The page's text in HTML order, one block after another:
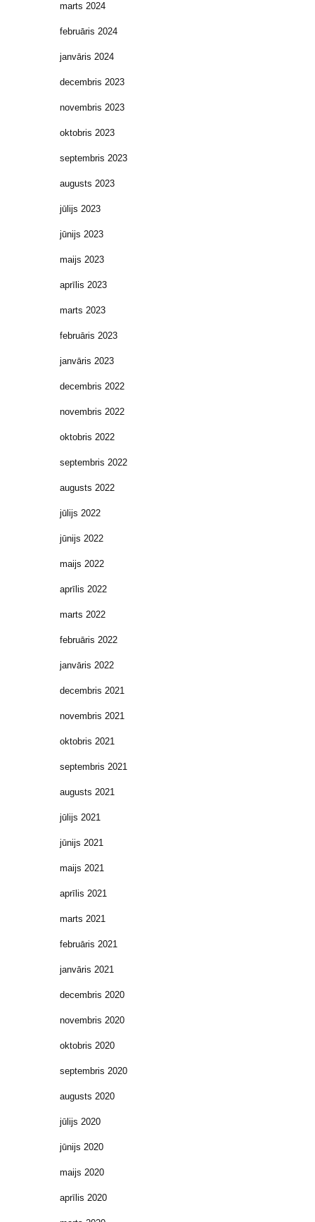
marts 2024
februāris 2024
janvāris 2024
decembris 2023
novembris 2023
oktobris 2023
septembris 2023
augusts 2023
jūlijs 2023
jūnijs 2023
maijs 2023
aprīlis 2023
marts 2023
februāris 2023
janvāris 2023
decembris 2022
novembris 2022
oktobris 2022
septembris 2022
augusts 2022
jūlijs 2022
jūnijs 2022
maijs 2022
aprīlis 2022
marts 2022
februāris 2022
janvāris 2022
decembris 2021
novembris 2021
oktobris 2021
septembris 2021
augusts 2021
jūlijs 2021
jūnijs 2021
maijs 2021
aprīlis 2021
marts 2021
februāris 2021
janvāris 2021
decembris 2020
novembris 2020
oktobris 2020
septembris 2020
augusts 2020
jūlijs 2020
jūnijs 2020
maijs 2020
aprīlis 2020